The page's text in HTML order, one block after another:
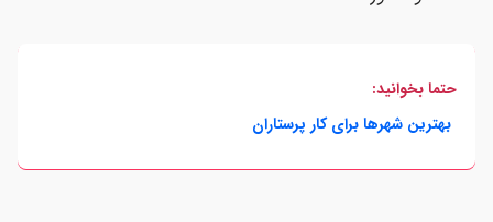
حتما بخوانید:
بهترین شهرها برای کار پرستاران